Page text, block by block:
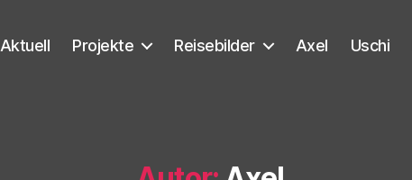
Aktuell Projekte Reisebilder Axel Uschi